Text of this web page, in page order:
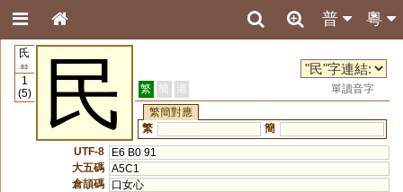
粵
普
氏
83
1
(5)
民 繁 簡 港
單讀音字
繁簡對應
繁
簡
UTF-8
E6 B0 91
大五碼 A5C1
倉頡碼
口女心